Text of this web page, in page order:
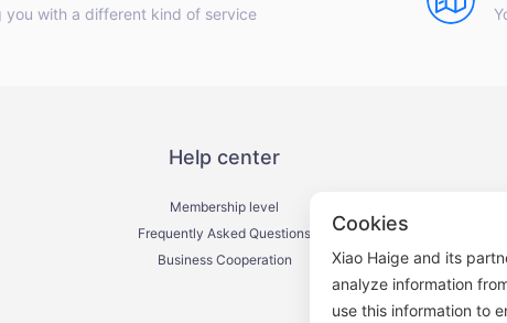
you with a different kind of service
Help center
Membership level
Frequently Asked Questions
Business Cooperation
Cookies
Xiao Haige and its
analyze information
use this information to